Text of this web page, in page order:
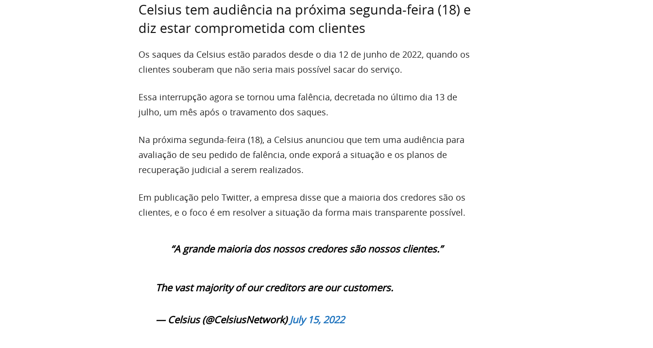
Celsius tem audiência na próxima segunda-feira (18) e
diz estar comprometida com clientes
Os saques da Celsius estão parados desde o dia 12 de junho de 2022, quando os
clientes souberam que não seria mais possível sacar do serviço.
Essa interrupção agora se tornou uma falência, decretada no último dia 13 de
julho, um mês após o travamento dos saques.
Na próxima segunda-feira (18), a Celsius anunciou que tem uma audiência para
avaliação de seu pedido de falência, onde exporá a situação e os planos de
recuperação judicial a serem realizados.
Em publicação pelo Twitter, a empresa disse que a maioria dos credores são os
clientes, e o foco é em resolver a situação da forma mais transparente possível.
“A grande maioria dos nossos credores são nossos clientes.”
The vast majority of our creditors are our customers.
— Celsius (@CelsiusNetwork)July 15, 2022